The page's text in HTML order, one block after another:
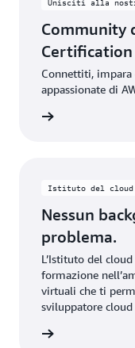
Unisciti alla
Community
Certification
Connettiti, impara
appassionate di
Istituto del cloud
Nessun
problema.
L’Istituto del
formazione
virtuali che ti
sviluppatore